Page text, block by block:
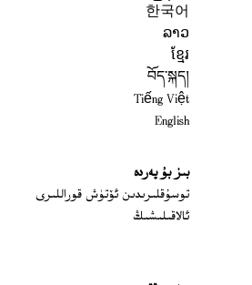
한국어
ລາວ
ខ្មែរ
བོད་སྐད།
Tiếng Việt
English
بىز بۇ يەردە
توسۇقلىرىدىن ئۆتۈش قوراللىرى
ئالاقىلىشىڭ